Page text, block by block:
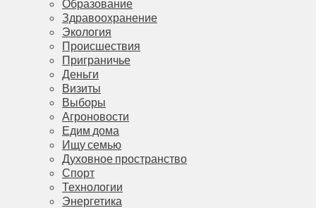
Образование
Здравоохранение
Экология
Происшествия
Приграничье
Деньги
Визиты
Выборы
Агроновости
Едим дома
Ищу семью
Духовное пространство
Спорт
Технологии
Энергетика